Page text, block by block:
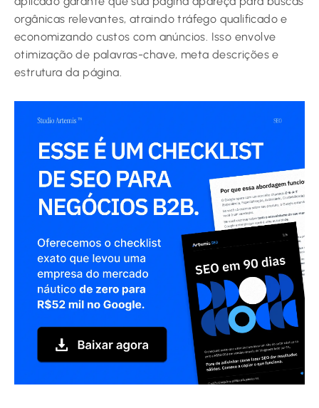
orgânicas relevantes, atraindo tráfego qualificado e
economizando custos com anúncios. Isso envolve
otimização de palavras-chave, meta descrições e
estrutura da página.